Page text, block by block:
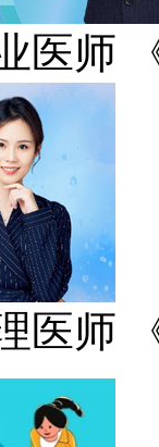
医师
医师